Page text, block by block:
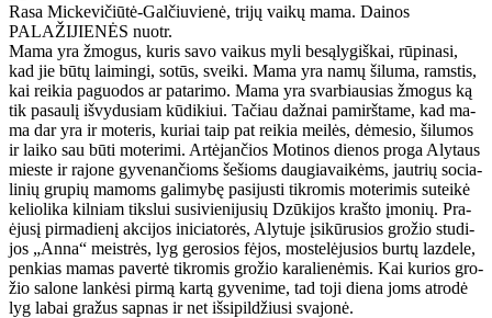
Rasa Mickevičiūtė-Galčiuvienė, trijų vaikų mama. Dainos
PALAŽIJIENĖS nuotr.
Ma­ma yra žmo­gus, ku­ris sa­vo vai­kus my­li be­są­ly­giš­kai, rū­pi­na­si,
kad jie bū­tų lai­min­gi, so­tūs, svei­ki. Ma­ma yra na­mų ši­lu­ma, rams­tis,
kai rei­kia pa­guo­dos ar pa­ta­ri­mo. Ma­ma yra svar­biau­sias žmo­gus ką
tik pa­sau­lį iš­vy­du­siam kū­di­kiui. Ta­čiau daž­nai pa­mirš­ta­me, kad ma­
ma dar yra ir mo­te­ris, ku­riai taip pat rei­kia mei­lės, dė­me­sio, ši­lu­mos
ir lai­ko sau bū­ti mo­te­ri­mi. Ar­tė­jan­čios Mo­ti­nos die­nos pro­ga Aly­taus
mies­te ir ra­jo­ne gy­ve­nan­čioms še­šioms dau­gia­vai­kėms, jaut­rių so­cia­
li­nių gru­pių ma­moms ga­li­my­bę pa­si­jus­ti tik­ro­mis mo­te­ri­mis su­tei­kė
ke­lio­li­ka kil­niam tiks­lui su­si­vie­ni­ju­sių Dzū­ki­jos kraš­to įmo­nių. Pra­
ėju­sį pir­ma­die­nį ak­ci­jos ini­cia­to­rės, Aly­tu­je įsi­kū­ru­sios gro­žio stu­di­
jos „An­na“ meist­rės, lyg ge­ro­sios fė­jos, mos­te­lė­ju­sios bur­tų laz­de­le,
pen­kias ma­mas pa­ver­tė tik­ro­mis gro­žio ka­ra­lie­nė­mis. Kai ku­rios gro­
žio sa­lo­ne lan­kė­si pir­mą kar­tą gy­ve­ni­me, tad to­ji die­na joms at­ro­dė
lyg la­bai gra­žus sap­nas ir net iš­si­pil­džiu­si sva­jo­nė.